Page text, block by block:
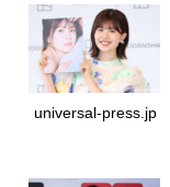
universal-press.jp